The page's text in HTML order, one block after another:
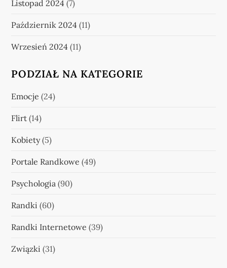
Listopad 2024 (7)
Październik 2024 (11)
Wrzesień 2024 (11)
PODZIAŁ NA KATEGORIE
Emocje (24)
Flirt (14)
Kobiety(5)
Portale Randkowe (49)
Psychologia (90)
Randki (60)
Randki Internetowe (39)
Związki (31)